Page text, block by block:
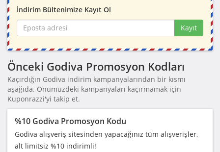
İndirim Bültenimize Kayıt Ol
Kayıt
Önceki Godiva Promosyon Kodları
Kaçırdığın Godiva indirim kampanyalarından bir kısmı
aşağıda. Önümüzdeki kampanyaları kaçırmamak için
Kuponrazzi'yi takip et.
%10 Godiva Promosyon Kodu
Godiva alışveriş sitesinden yapacağınız tüm alışverişler,
alt limitsiz %10 indirimli!